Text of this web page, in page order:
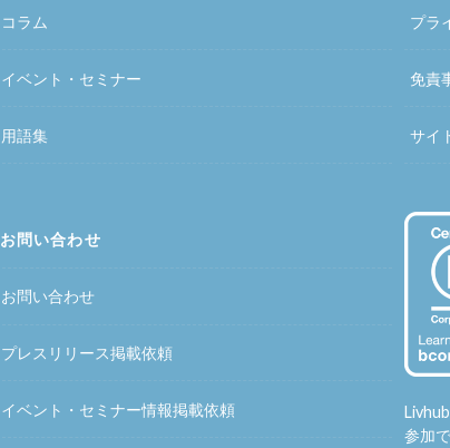
コラム
イベント・セミナー
用語集
お問い合わせ
お問い合わせ
プレスリリース掲載依頼
イベント・セミナー情報掲載依頼
プラ
免責
サイ
参加